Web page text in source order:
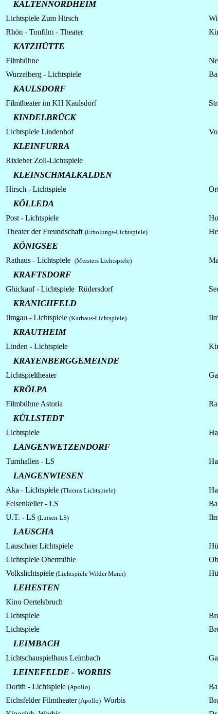
KALTENNORDHEIM
Lichtspiele Zum Hirsch
Rhön - Tonfilm - Theater
KATZHÜTTE
Filmbühne
Wurzelberg - Lichtspiele
KAULSDORF
Filmtheater im KH Kaulsdorf
KINDELBRÜCK
Lichtspiele Lindenhof
KLEINFURRA
Rixleber Zoll-Lichtspiele
KLEINSCHMALKALDEN
Hirsch - Lichtspiele
KÖLLEDA
Post - Lichtspiele
Theater der Freundschaft (Erholungs-Lichtspiele)
KÖNIGSEE
Rathaus - Lichtspiele (Meisters Lichtspiele)
KRAFTSDORF
Glückauf - Lichtspiele Rüdersdorf
KRANICHFELD
Ilmgau - Lichtspiele (Kurhaus-Lichtspiele)
KRAUTHEIM
Linden - Lichtspiele
KRAYENBERGGEMEINDE
Lichtspieltheater
KRÖLPA
Filmbühne Astoria
KÜLLSTEDT
Lichtspiele
LANGENWETZENDORF
Turnhallen - LS
LANGENWIESEN
Aka - Lichtspiele (Thiems Lichtspiele)
Felsenkeller - LS
U.T. - LS (Luisen-LS)
LAUSCHA
Lauschaer Lichtspiele
Lichtspiele Obermühle
Volkslichtspiele (Lichtspiele Wilder Mann)
LEHESTEN
Kino Oertelsbruch
Lichtspiele
Lichtspiele
LEIMBACH
Lichtschauspielhaus Leimbach
LEINEFELDE - WORBIS
Dorith - Lichtspiele (Apollo)
Eichsfelder Filmtheater(Apollo) Worbis